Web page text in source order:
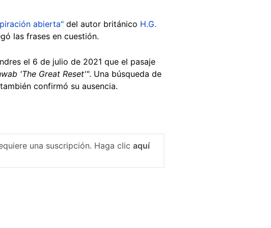
abierta" del autor británico H.G.
las frases en cuestión.
el 6 de julio de 2021 que el pasaje
'The Great Reset'". Una búsqueda de
confirmó su ausencia.
una suscripción. Haga clic aquí